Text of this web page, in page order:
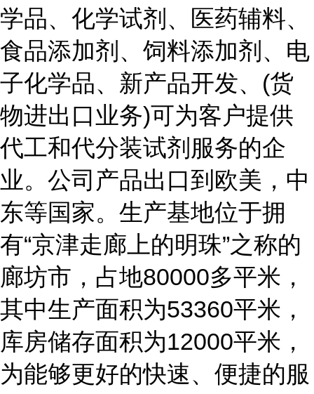
学品、化学试剂、医药辅料、
食品添加剂、饲料添加剂、电
子化学品、新产品开发、(货
物进出口业务)可为客户提供
代工和代分装试剂服务的企
业。公司产品出口到欧美，中
东等国家。生产基地位于拥
有“京津走廊上的明珠”之称的
廊坊市，占地80000多平米，
其中生产面积为53360平米，
库房储存面积为12000平米，
为能够更好的快速、便捷的服